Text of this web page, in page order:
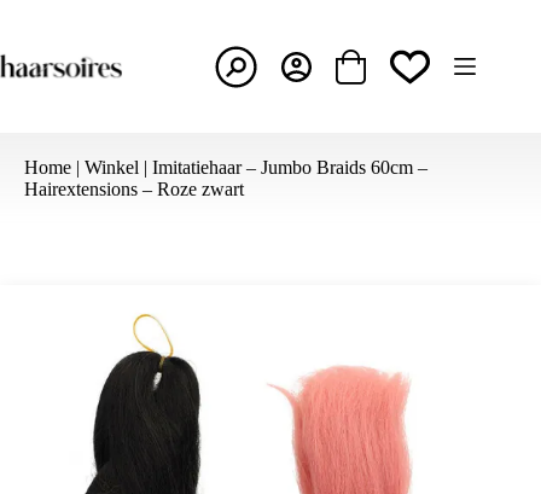
de
inhoud
Winkelwagen
Home | Winkel | Imitatiehaar – Jumbo Braids 60cm –
Hairextensions – Roze zwart